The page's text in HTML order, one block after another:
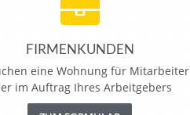
FIRMENKUNDEN
eine Wohnung für Mitarbeiter
im Auftrag Ihres Arbeitgebers